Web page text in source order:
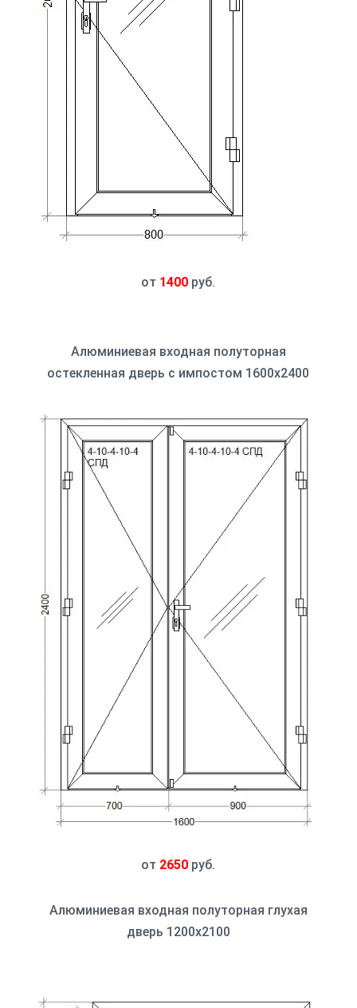
от 1400 руб.
Алюминиевая входная полуторная
остекленная дверь с импостом 1600x2400
от 2650 руб.
Алюминиевая входная полуторная глухая
дверь 1200x2100